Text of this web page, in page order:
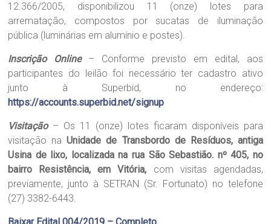
12.366/2005, disponibilizou 11 (onze) lotes para
arrematação, compostos por sucatas de iluminação
pública (luminárias em alumínio e postes).
Inscrição Online– Conforme previsto em edital, aos
participantes do leilão foi necessário ter cadastro ativo
junto à Superbid, no endereço:
https://accounts.superbid.net/signup
Visitação– Os 11 (onze) lotes ficaram disponíveis para
visitação naUnidade de Transbordo de Resíduos, antiga
Usina de lixo, localizada na rua São Sebastião. nº 405, no
bairro Resistência, em Vitória, com visitas agendadas,
previamente, junto à SETRAN (Sr. Fortunato) no telefone
(27) 3382-6443.